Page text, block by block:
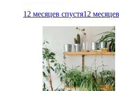
12 месяцев спустя12